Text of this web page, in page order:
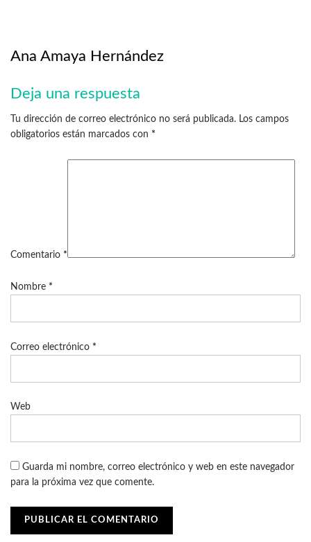
Ana Amaya Hernández
Deja una respuesta
Tu dirección de correo electrónico no será publicada. Los campos
obligatorios están marcados con *
Comentario *
Nombre *
Correo electrónico *
Web
Guarda mi nombre, correo electrónico y web en este navegador
para la próxima vez que comente.